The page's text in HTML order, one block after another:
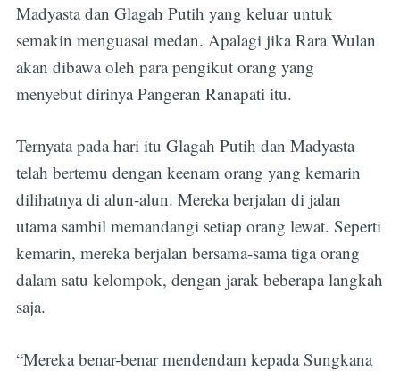
Madyasta dan Glagah Putih yang keluar untuk
semakin menguasai medan. Apalagi jika Rara Wulan
akan dibawa oleh para pengikut orang yang
menyebut dirinya Pangeran Ranapati itu.
Ternyata pada hari itu Glagah Putih dan Madyasta
telah bertemu dengan keenam orang yang kemarin
dilihatnya di alun-alun. Mereka berjalan di jalan
utama sambil memandangi setiap orang lewat. Seperti
kemarin, mereka berjalan bersama-sama tiga orang
dalam satu kelompok, dengan jarak beberapa langkah
saja.
“Mereka benar-benar mendendam kepada Sungkana